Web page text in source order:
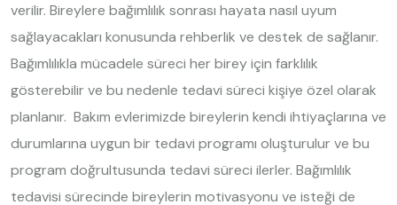
verilir. Bireylere bağımlılık sonrası hayata nasıl uyum
sağlayacakları konusunda rehberlik ve destek de sağlanır.
Bağımlılıkla mücadele süreci her birey için farklılık
gösterebilir ve bu nedenle tedavi süreci kişiye özel olarak
planlanır. Bakım evlerimizde bireylerin kendi ihtiyaçlarına ve
durumlarına uygun bir tedavi programı oluşturulur ve bu
program doğrultusunda tedavi süreci ilerler. Bağımlılık
tedavisi sürecinde bireylerin motivasyonu ve isteği de